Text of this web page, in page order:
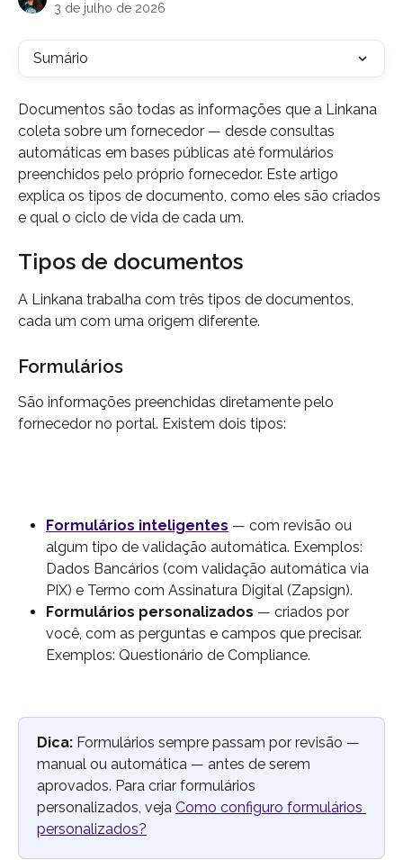
3 de julho de 2026
Sumário
Documentos são todas as informações que a Linkana
coleta sobre um fornecedor — desde consultas
automáticas em bases públicas até formulários
preenchidos pelo próprio fornecedor. Este artigo
explica os tipos de documento, como eles são criados
e qual o ciclo de vida de cada um.
Tipos de documentos
A Linkana trabalha com três tipos de documentos,
cada um com uma origem diferente.
Formulários
São informações preenchidas diretamente pelo
fornecedor no portal. Existem dois tipos:
Formulários inteligentes — com revisão ou
algum tipo de validação automática. Exemplos:
Dados Bancários (com validação automática via
PIX) e Termo com Assinatura Digital (Zapsign).
Formulários personalizados — criados por
você, com as perguntas e campos que precisar.
Exemplos: Questionário de Compliance.
Dica: Formulários sempre passam por revisão —
manual ou automática — antes de serem
aprovados. Para criar formulários
personalizados, veja Como configuro formulários
personalizados?